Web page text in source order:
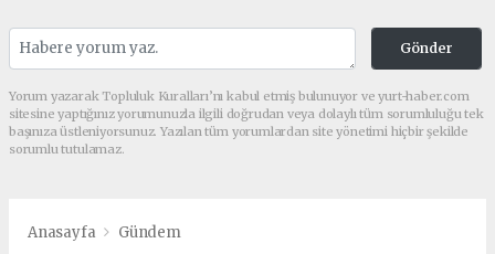
Gönder
Yorum yazarak Topluluk Kuralları’nı kabul etmiş bulunuyor ve yurt-haber.com
sitesine yaptığınız yorumunuzla ilgili doğrudan veya dolaylı tüm sorumluluğu tek
başınıza üstleniyorsunuz. Yazılan tüm yorumlardan site yönetimi hiçbir şekilde
sorumlu tutulamaz.
Anasayfa Gündem